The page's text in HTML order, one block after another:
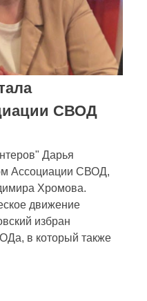
СВОД
Дарья
Ассоциации СВОД,
Хромова.
движение
избран
в который также